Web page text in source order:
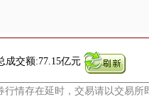
成交额:77.15亿元
情存在延时，交易请以交易所